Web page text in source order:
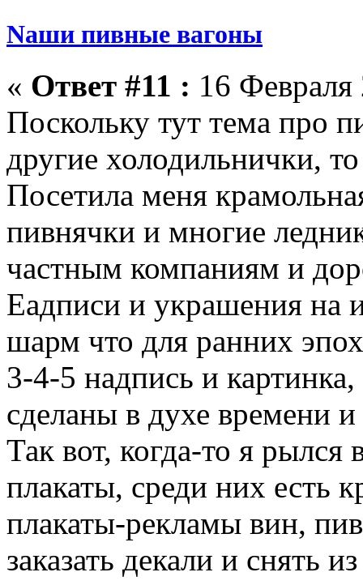
Nаши пивные вагоны
« Ответ #11 : 16
Поскольку тут тема про
другие холодильнички,
Посетила меня
пивнячки и многие
частным компаниям и
Еадписи и украшения на
шарм что для ранних
3-4-5 надпись и
сделаны в духе времени
Так вот, когда-то я рылся
плакаты, среди них есть
плакаты-рекламы вин,
заказать декали и снять